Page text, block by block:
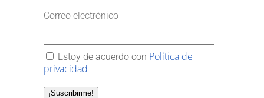
Correo electrónico
Estoy de acuerdo con Política de
privacidad
¡Suscribirme!